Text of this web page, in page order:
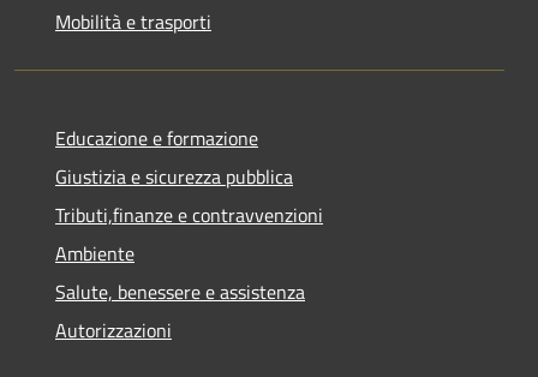
Mobilità e trasporti
Educazione e formazione
Giustizia e sicurezza pubblica
Tributi,finanze e contravvenzioni
Ambiente
Salute, benessere e assistenza
Autorizzazioni